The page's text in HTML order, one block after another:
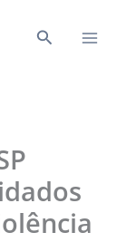
Pesquisar